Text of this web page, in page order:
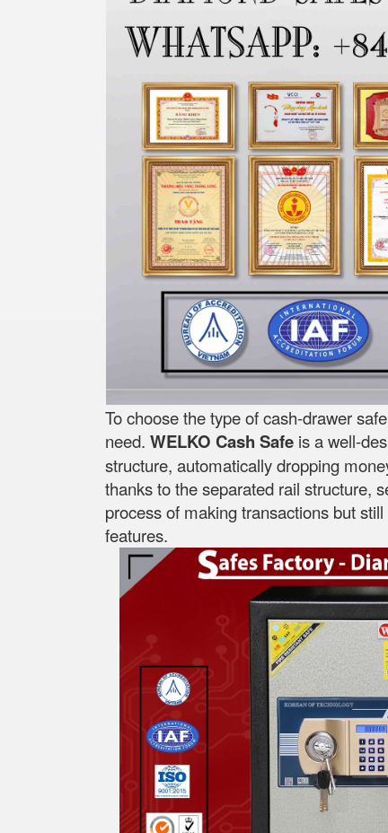
To choose the type of cash-drawer
need. WELKO Cash Safe is a well-
structure, automatically dropping
thanks to the separated rail structure,
process of making transactions but
features.